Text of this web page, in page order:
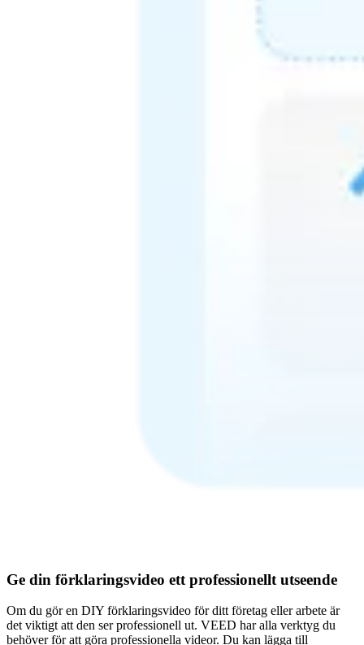
Ge din förklaringsvideo ett professionellt utseende
Om du gör en DIY förklaringsvideo för ditt företag eller arbete är
det viktigt att den ser professionell ut. VEED har alla verktyg du
behöver för att göra professionella videor. Du kan lägga till